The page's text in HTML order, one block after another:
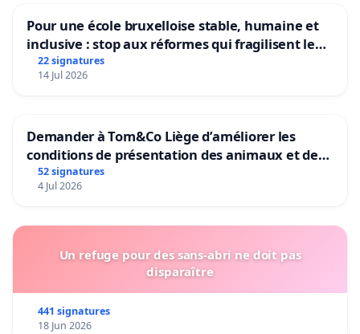
Pour une école bruxelloise stable, humaine et
inclusive : stop aux réformes qui fragilisent le
primaire
22 signatures
14 Jul 2026
Demander à Tom&Co Liège d’améliorer les
conditions de présentation des animaux et de
mettre fin à la vente d’animaux en magasin
52 signatures
4 Jul 2026
Un refuge pour des sans-abri ne doit pas
disparaître
441 signatures
18 Jun 2026